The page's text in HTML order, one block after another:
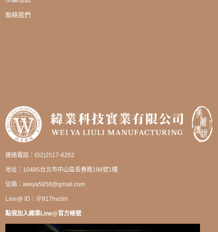
聯絡我們
連絡電話：(02)2517-6262
地址：10485台北市中山區長春路198號1樓
信箱：weiya5858@gmail.com
Line@ ID：＠917hvclm
點我加入緯業Line@官方帳號